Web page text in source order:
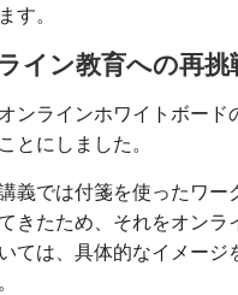
す。
イン教育への再挑
ンラインホワイトボード
とにしました。
義では付箋を使ったワー
きたため、それをオンラ
ては、具体的なイメージ